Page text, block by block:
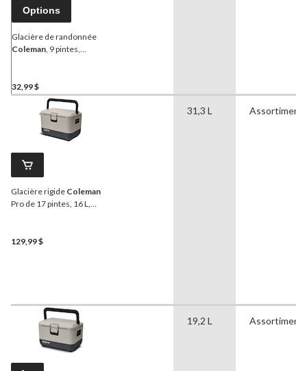
Options
Glacière de randonnée
Coleman , 9 pintes,
32,99 $
Glacière rigide Coleman
Pro de 17 pintes, 16 L,
129,99 $
31,3 L Assortiment
19,2 L Assortiment